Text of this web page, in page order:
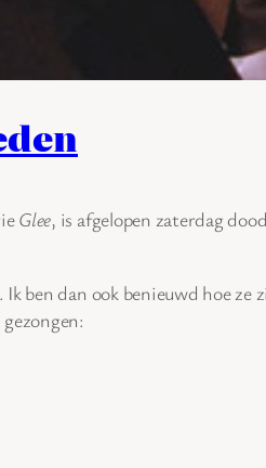
Glee, is afgelopen zaterdag
ben dan ook benieuwd hoe